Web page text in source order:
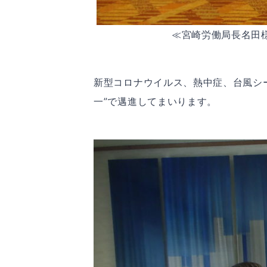
≪宮崎労働局長名田
新型コロナウイルス、熱中症、台風
一”で邁進してまいります。